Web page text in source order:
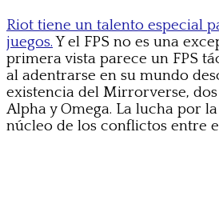
Riot tiene un talento especial
juegos.Y el FPS no es una
primera vista parece un FPS
al adentrarse en su mundo
existencia del Mirrorverse,
Alpha y Omega. La lucha por
núcleo de los conflictos entre